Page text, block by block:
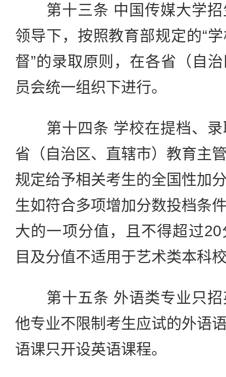
第十三条 中国传媒大学招
领导下，按照教育部规定的“
督”的录取原则，在各省（自
员会统一组织下进行。
第十四条 学校在提档、录
省（自治区、直辖市）教育主
规定给予相关考生的全国性加
生如符合多项增加分数投档条
大的一项分值，且不得超过
目及分值不适用于艺术类本科
第十五条 外语类专业只招
他专业不限制考生应试的外语
语课只开设英语课程。